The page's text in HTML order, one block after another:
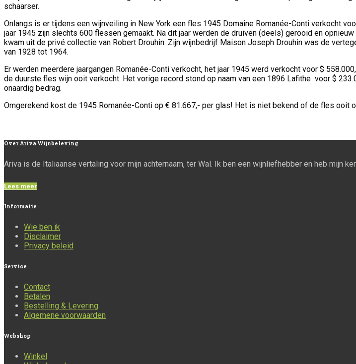
schaarser.
Onlangs is er tijdens een wijnveiling in New York een fles 1945 Domaine Romanée-Conti verkocht
jaar 1945 zijn slechts 600 flessen gemaakt. Na dit jaar werden de druiven (deels) gerooid en
kwam uit de privé collectie van Robert Drouhin. Zijn wijnbedrijf Maison Joseph Drouhin was de
van 1928 tot 1964.
Er werden meerdere jaargangen Romanée-Conti verkocht, het jaar 1945 werd verkocht voor $
de duurste fles wijn ooit verkocht. Het vorige record stond op naam van een 1896 Lafithe voor $
onaardig bedrag.
Omgerekend kost de 1945 Romanée-Conti op € 81.667,- per glas! Het is niet bekend of de fles ooit
Over Ariva Wijnbeleving
Ariva is de Italiaanse vertaling voor mijn achternaam, ter Wal. Ik ben een wijnliefhebber en heb mijn
Lees meer
Informatie
Wie ben ik
Disclaimer
Privacy beleid
Service
Contact
Betalen
Bestelling & Levering
Algemene voorwaarden
Webshop
Winkel